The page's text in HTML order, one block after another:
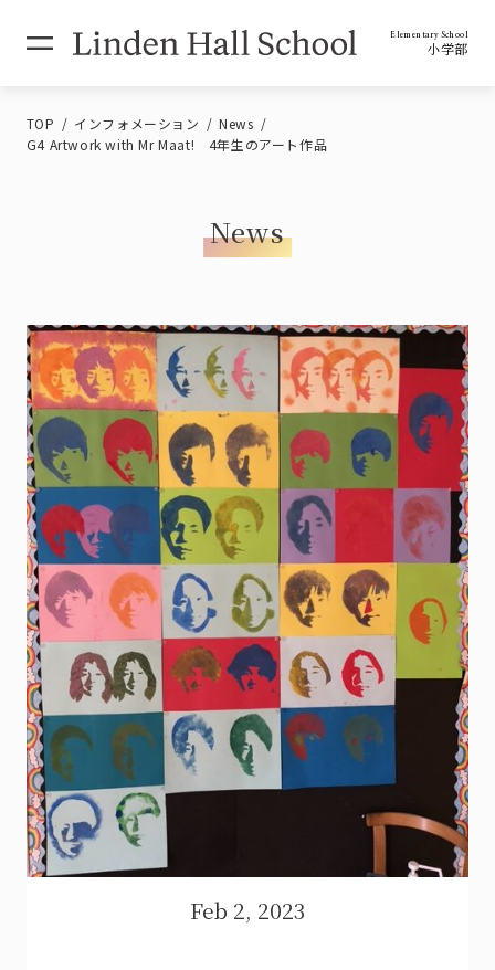
Elementary School
小学部
TOP インフォメーション
News
G4 Artwork with Mr Maat! 4年生のアート作品
News
Feb 2, 2023